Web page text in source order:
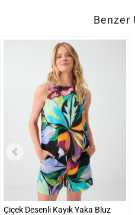
Benzer
Çiçek Desenli Kayık Yaka Bluz